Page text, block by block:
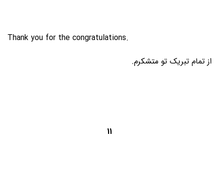
Thank you for the congratulations.
از تمام تبریک تو متشکرم.
11